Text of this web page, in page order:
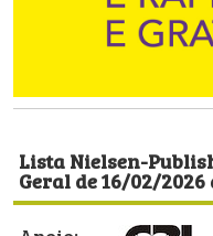
Lista Nielsen-
Geral de 16/02/